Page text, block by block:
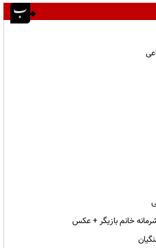
خانم بازیگر + عکس